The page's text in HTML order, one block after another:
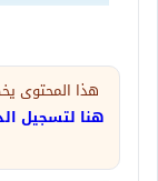
في هذه
السيارة
هذا المحتوى
هنا لتسجيل